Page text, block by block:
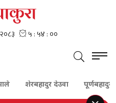
शेरबहादुर देउवा पूर्णबहादुर